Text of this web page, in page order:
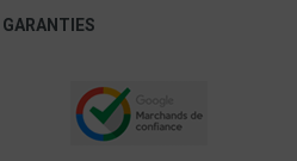
GARANTIES